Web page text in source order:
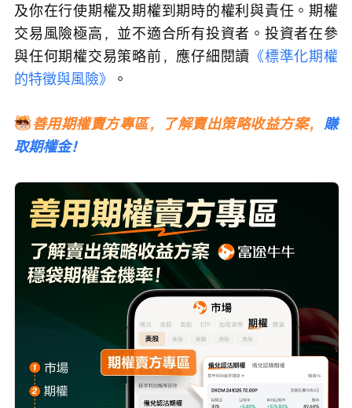
及你在行使期權及期權到期時的權利與責任。期權
交易風險極高，並不適合所有投資者。投資者在參
與任何期權交易策略前，應仔細閱讀 《標準化期權
的特徵與風險》
。
善用期權賣方專區，了解賣出策略收益方案， 賺
取期權金！